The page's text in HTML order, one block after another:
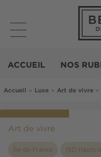
contenu
principal
Demeures
ACCUEIL NOS
Fil d'Ariane
Accueil > Luxe > Art de vivre >
Art de vivre
Île-de-France (92) Hauts-